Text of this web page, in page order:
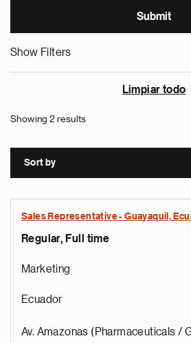
Show Filters
Limpiar todo
Showing 2 results
Sort by
Sales Representative - Guayaquil,
Regular, Full time
Marketing
Ecuador
Av. Amazonas (Pharmaceuticals /